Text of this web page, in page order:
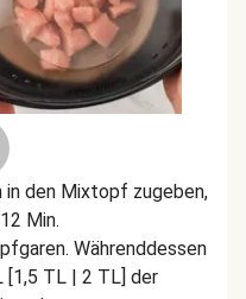
in den Mixtopf zugeben,
Min.
Währenddessen
[1,5 TL | 2 TL] der